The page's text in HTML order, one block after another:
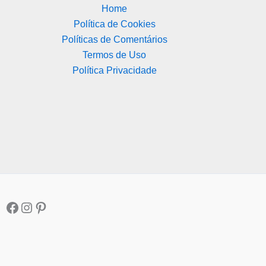
Home
Política de Cookies
Políticas de Comentários
Termos de Uso
Política Privacidade